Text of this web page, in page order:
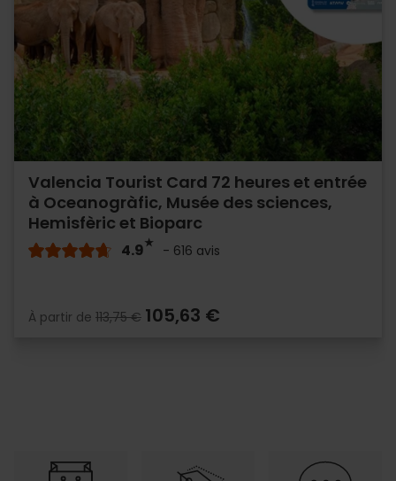
Valencia Tourist Card 72 heures et entrée
à Oceanogràfic, Musée des sciences,
Hemisfèric et Bioparc
4.9 - 616 avis
À partir de 113,75 € 105,63 €